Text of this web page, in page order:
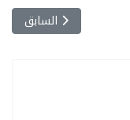
المقال
السابق